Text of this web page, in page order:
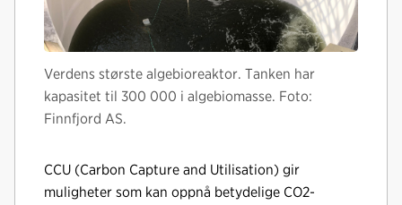
Verdens største algebioreaktor. Tanken har
kapasitet til 300 000 i algebiomasse. Foto:
Finnfjord AS.
CCU (Carbon Capture and Utilisation) gir
muligheter som kan oppnå betydelige CO2-